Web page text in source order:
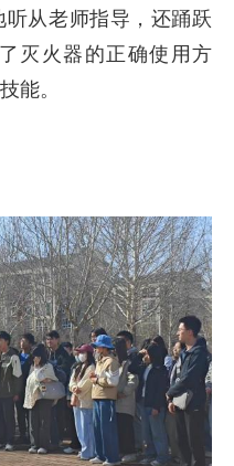
从老师指导，还踊跃
灭火器的正确使用方
能。